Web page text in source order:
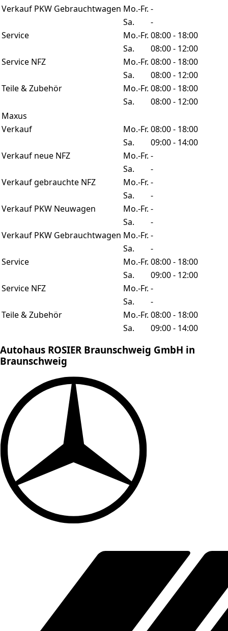
Verkauf PKW Gebrauchtwagen Mo.-Fr. -
Sa.
-
Service
Mo.-Fr. 08:00 - 18:00
Sa.
08:00 - 12:00
Service NFZ
Mo.-Fr. 08:00 - 18:00
Sa.
08:00 - 12:00
Teile & Zubehör
Mo.-Fr. 08:00 - 18:00
Sa.
08:00 - 12:00
Maxus
Verkauf
Mo.-Fr. 08:00 - 18:00
Sa.
09:00 - 14:00
Verkauf neue NFZ
Mo.-Fr. -
Sa.
-
Verkauf gebrauchte NFZ
Mo.-Fr. -
Sa.
-
Verkauf PKW Neuwagen
Mo.-Fr. -
Sa.
-
Verkauf PKW Gebrauchtwagen Mo.-Fr. -
Sa.
-
Service
Mo.-Fr. 08:00 - 18:00
Sa.
09:00 - 12:00
Service NFZ
Mo.-Fr. -
Sa.
-
Teile & Zubehör
Mo.-Fr. 08:00 - 18:00
Sa.
09:00 - 14:00
Autohaus ROSIER Braunschweig GmbH in
Braunschweig